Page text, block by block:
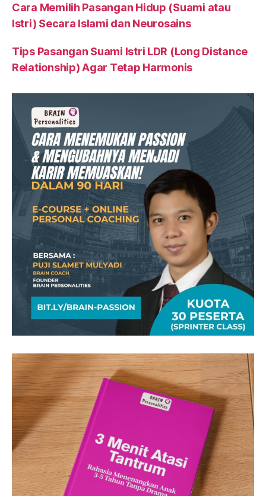
Cara Memilih Pasangan Hidup (Suami atau
Istri) Secara Islami dan Neurosains
Tips Pasangan Suami Istri LDR (Long Distance
Relationship) Agar Tetap Harmonis